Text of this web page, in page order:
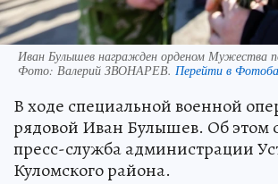
Иван Булышев награжден орденом Мужества
Фото: Валерий ЗВОНАРЕВ. Перейти в
В ходе специальной военной
рядовой Иван Булышев. Об этом
пресс-служба администрации
Куломского района.